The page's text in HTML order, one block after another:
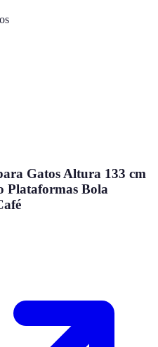
Gatos Altura 133 cm
Plataformas Bola